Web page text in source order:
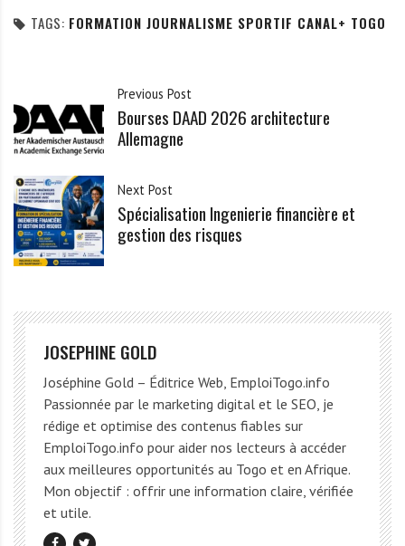
TAGS: FORMATION JOURNALISME SPORTIF CANAL+ TOGO
Previous Post
Bourses DAAD 2026 architecture
Allemagne
Next Post
Spécialisation Ingenierie financière et
gestion des risques
JOSEPHINE GOLD
Joséphine Gold – Éditrice Web, EmploiTogo.info
Passionnée par le marketing digital et le SEO, je
rédige et optimise des contenus fiables sur
EmploiTogo.info pour aider nos lecteurs à accéder
aux meilleures opportunités au Togo et en Afrique.
Mon objectif : offrir une information claire, vérifiée
et utile.